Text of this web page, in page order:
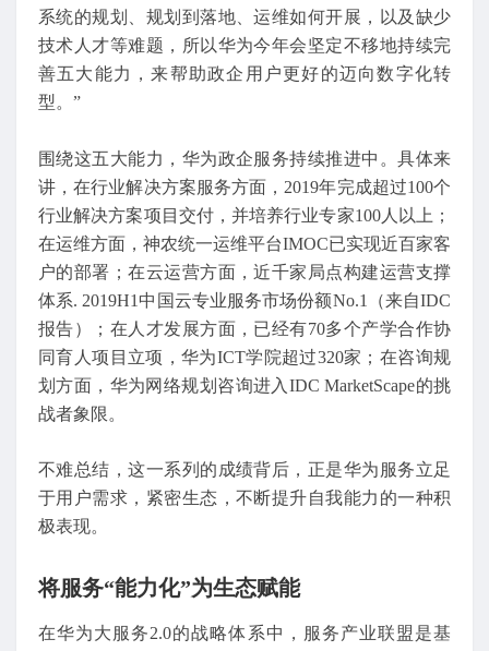
系统的规划、规划到落地、运维如何开展，以及缺少
技术人才等难题，所以华为今年会坚定不移地持续完
善五大能力，来帮助政企用户更好的迈向数字化转
型。”
围绕这五大能力，华为政企服务持续推进中。具体来
讲，在行业解决方案服务方面，2019年完成超过100个
行业解决方案项目交付，并培养行业专家100人以上；
在运维方面，神农统一运维平台IMOC已实现近百家客
户的部署；在云运营方面，近千家局点构建运营支撑
体系. 2019H1中国云专业服务市场份额No.1（来自IDC
报告）；在人才发展方面，已经有70多个产学合作协
同育人项目立项，华为ICT学院超过320家；在咨询规
划方面，华为网络规划咨询进入IDC MarketScape的挑
战者象限。
不难总结，这一系列的成绩背后，正是华为服务立足
于用户需求，紧密生态，不断提升自我能力的一种积
极表现。
将服务“能力化”为生态赋能
在华为大服务2.0的战略体系中，服务产业联盟是基